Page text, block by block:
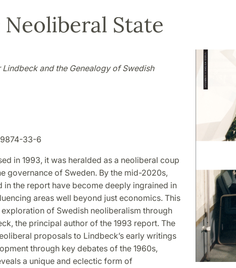
State
and the Genealogy of Swedish
33-6
in 1993, it was heralded as a neoliberal coup
governance of Sweden. By the mid-2020s,
the report have become deeply ingrained in
areas well beyond just economics. This
of Swedish neoliberalism through
the principal author of the 1993 report. The
proposals to Lindbeck’s early writings
through key debates of the 1960s,
a unique and eclectic form of